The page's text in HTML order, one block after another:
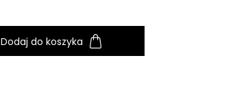
Dodaj do koszyka